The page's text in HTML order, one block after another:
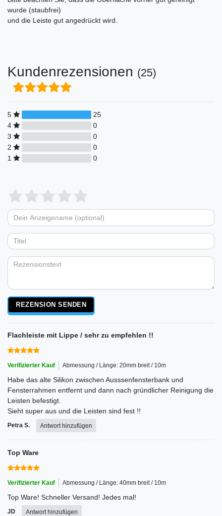
wurde (staubfrei)
und die Leiste gut angedrückt wird.
Kundenrezensionen (25)
5
25
4
0
3
0
2
0
1
0
Bewertungssterne
von
5
Bewertungssternen
4
von
5
Bewertungssternen
3
von
5
Bewertungssternen
2
von
5
Bewertungssternen
1
von
5
Bewertungssternen
Anzeigename
(optional)
REZENSION SENDEN
Flachleiste mit Lippe / sehr zu empfehlen !!
Verifizierter Kauf Abmessung / Länge: 20mm breit / 10m
Habe das alte Silikon zwischen Ausssenfensterbank und
Fensterrahmen entfernt und dann nach gründlicher Reinigung die
Leisten befestigt.
Sieht super aus und die Leisten sind fest !!
Petra S. Antwort hinzufügen
Top Ware
Verifizierter Kauf Abmessung / Länge: 40mm breit / 10m
Top Ware! Schneller Versand! Jedes mal!
JD Antwort hinzufügen